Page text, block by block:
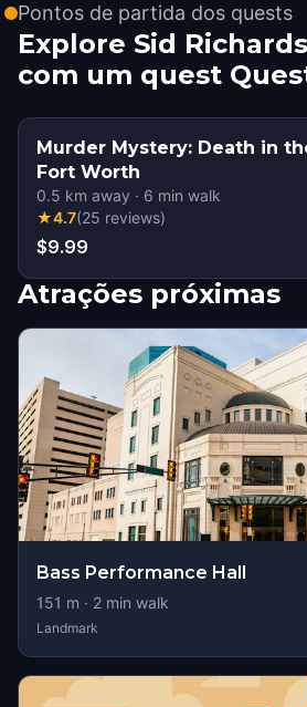
Pontos de partida dos quests
Explore Sid
com um quest
Murder Mystery: Death in
Fort Worth
0.5 km away · 6 min walk
★4.7(25 reviews)
$9.99
Atrações próximas
Bass Performance Hall
151 m · 2 min walk
Landmark